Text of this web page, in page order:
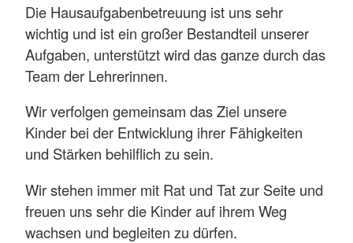
Die Hausaufgabenbetreuung ist uns sehr
wichtig und ist ein großer Bestandteil unserer
Aufgaben, unterstützt wird das ganze durch das
Team der Lehrerinnen.
Wir verfolgen gemeinsam das Ziel unsere
Kinder bei der Entwicklung ihrer Fähigkeiten
und Stärken behilflich zu sein.
Wir stehen immer mit Rat und Tat zur Seite und
freuen uns sehr die Kinder auf ihrem Weg
wachsen und begleiten zu dürfen.